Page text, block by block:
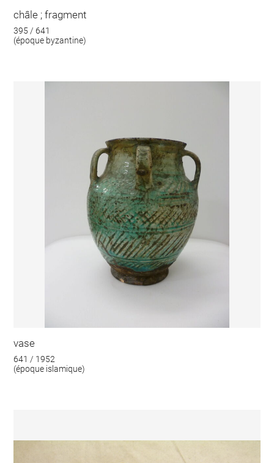
châle ; fragment
395 / 641
(époque byzantine)
vase
641 / 1952
(époque islamique)